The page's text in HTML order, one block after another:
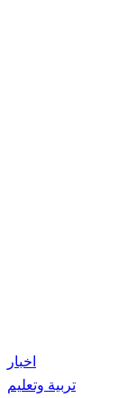
اخبار
تربية وتعليم